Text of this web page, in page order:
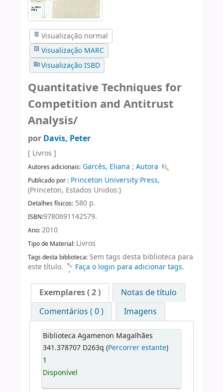
Visualização normal
Visualização MARC
Visualização ISBD
Quantitative Techniques for
Competition and Antitrust
Analysis/
por Davis, Peter
[ Livros ]
Autores adicionais: Garcés, Eliana ; Autora
Publicado por : Princeton University Press,
(Princeton, Estados Unidos:)
Detalhes físicos: 580 p.
ISBN:9780691142579.
Ano:2010
Tipo de Material: Livros
Tags desta biblioteca: Sem tags desta biblioteca para
este título.
Faça o login para adicionar tags.
Exemplares( 2 )
Notas de título
Comentários ( 0 )
Imagens
Biblioteca Agamenon Magalhães
341.378707 D263q (Percorrer estante)
1
Disponível